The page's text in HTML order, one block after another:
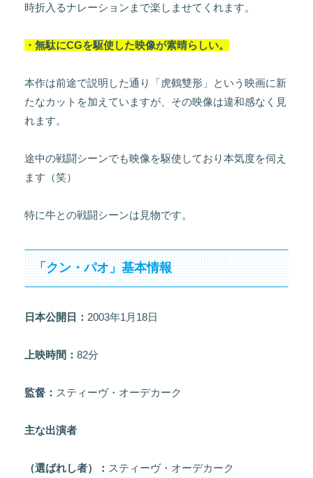
時折入るナレーションまで楽しませてくれます。
・無駄にCGを駆使した映像が素晴らしい。
本作は前途で説明した通り「虎鶴雙形」という映画に新
たなカットを加えていますが、その映像は違和感なく見
れます。
途中の戦闘シーンでも映像を駆使しており本気度を伺え
ます（笑）
特に牛との戦闘シーンは見物です。
「クン・パオ」基本情報
日本公開日： 2003年1月18日
上映時間： 82分
監督： スティーヴ・オーデカーク
主な出演者
（選ばれし者）： スティーヴ・オーデカーク